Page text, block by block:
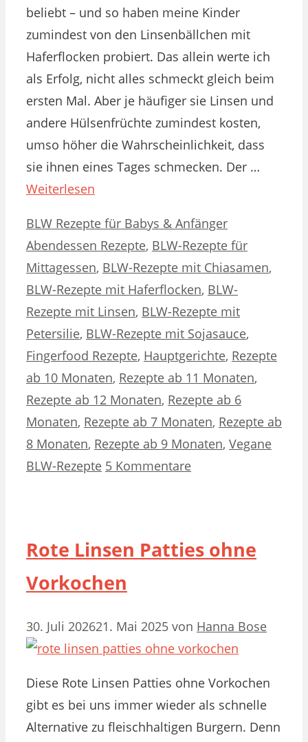
beliebt – und so haben meine Kinder
zumindest von den Linsenbällchen mit
Haferflocken probiert. Das allein werte ich
als Erfolg, nicht alles schmeckt gleich beim
ersten Mal. Aber je häufiger sie Linsen und
andere Hülsenfrüchte zumindest kosten,
umso höher die Wahrscheinlichkeit, dass
sie ihnen eines Tages schmecken. Der …
Weiterlesen
Kategorien
BLW Rezepte für Babys & AnfängerSchlagwörter
Abendessen Rezepte, BLW-Rezepte für
Mittagessen, BLW-Rezepte mit Chiasamen,
BLW-Rezepte mit Haferflocken, BLW-
Rezepte mit Linsen, BLW-Rezepte mit
Petersilie, BLW-Rezepte mit Sojasauce,
Fingerfood Rezepte, Hauptgerichte, Rezepte
ab 10 Monaten, Rezepte ab 11 Monaten,
Rezepte ab 12 Monaten, Rezepte ab 6
Monaten, Rezepte ab 7 Monaten, Rezepte ab
8 Monaten, Rezepte ab 9 Monaten, Vegane
BLW-Rezepte 5 Kommentare
Rote Linsen Patties ohne
Vorkochen
30. Juli 202621. Mai 2025 von Hanna Bose
Diese Rote Linsen Patties ohne Vorkochen
gibt es bei uns immer wieder als schnelle
Alternative zu fleischhaltigen Burgern. Denn